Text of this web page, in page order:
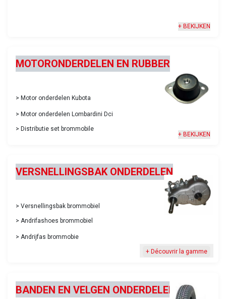
+ BEKIJKEN
MOTORONDERDELEN EN RUBBER
> Motor onderdelen Kubota
> Motor onderdelen Lombardini Dci
> Distributie set brommobile
+ BEKIJKEN
VERSNELLINGSBAK ONDERDELEN
> Versnellingsbak brommobiel
> Andrifashoes brommobiel
> Andrijfas brommobie
+ Découvrir la gamme
BANDEN EN VELGEN ONDERDELEN